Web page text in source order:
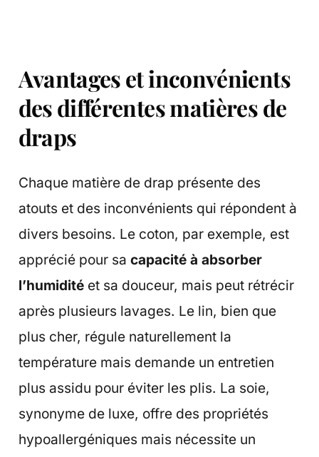
Avantages et inconvénients
des différentes matières de
draps
Chaque matière de drap présente des
atouts et des inconvénients qui répondent à
divers besoins. Le coton, par exemple, est
apprécié pour sa capacité à absorber
l’humiditéet sa douceur, mais peut rétrécir
après plusieurs lavages. Le lin, bien que
plus cher, régule naturellement la
température mais demande un entretien
plus assidu pour éviter les plis. La soie,
synonyme de luxe, offre des propriétés
hypoallergéniques mais nécessite un